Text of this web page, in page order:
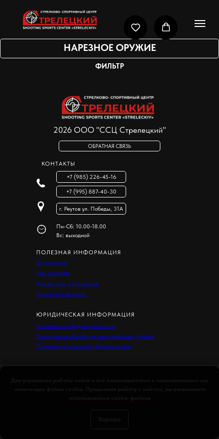
НАРЕЗНОЕ ОРУЖИЕ
ФИЛЬТР
ПОЛЕЗНАЯ ИНФОРМАЦИЯ
О компании
Как заказать
Для юр. лиц и оптовиков
Гарантия и возврат
ЮРИДИЧЕСКАЯ ИНФОРМАЦИЯ
2026 ООО "ССЦ Стрелецкий"
Политика конфиденциальности
Согласие на обработку персональных данных
Политика в отношении файлов cookie
ОБРАТНАЯ СВЯЗЬ
КОНТАКТЫ
Пн-Сб: 10.00-18.00
Вс: выходной
+7 (985) 226-45-16
+7 (995) 887-40-30
г. Реутов ул. Победы, 31А